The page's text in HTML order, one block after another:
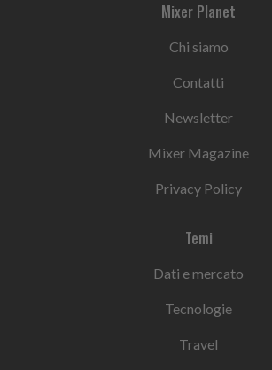
Mixer Planet
Chi siamo
Contatti
Newsletter
Mixer Magazine
Privacy Policy
Temi
Dati e mercato
Tecnologie
Travel